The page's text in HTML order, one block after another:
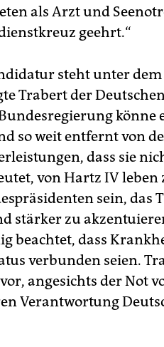
als Arzt und
geehrt.“
steht unter
Trabert der
könne
so weit entfernt von
dass sie
von Hartz IV leben
sein, das
stärker zu
beachtet, dass
verbunden seien.
angesichts der Not
Verantwortung